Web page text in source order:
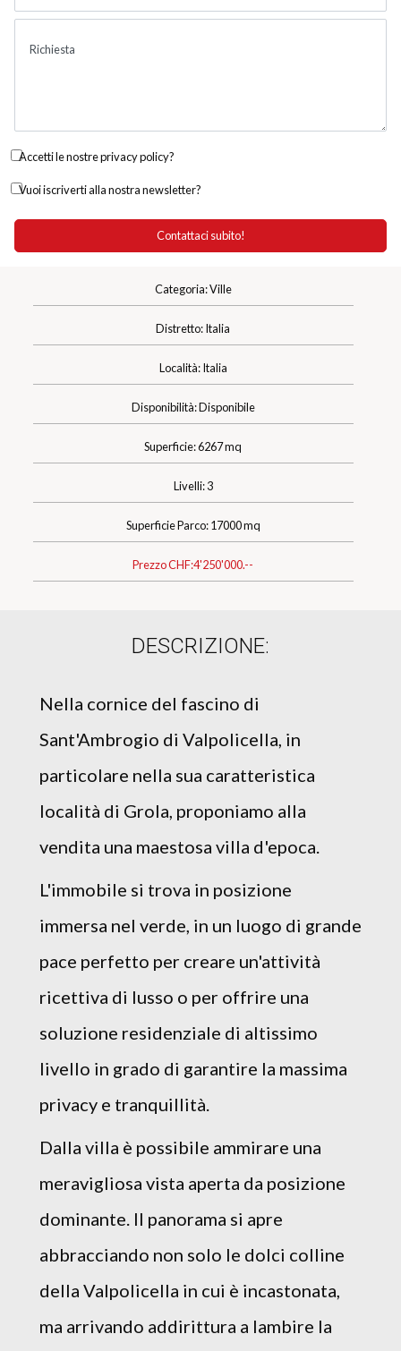
Accetti le nostre privacy policy?
Vuoi iscriverti alla nostra newsletter?
Categoria: Ville
Distretto: Italia
Località: Italia
Disponibilità: Disponibile
Superficie: 6267 mq
Livelli: 3
Superficie Parco: 17000 mq
Prezzo CHF:4'250'000.--
DESCRIZIONE:
Nella cornice del fascino di
Sant'Ambrogio di Valpolicella, in
particolare nella sua caratteristica
località di Grola, proponiamo alla
vendita una maestosa villa d'epoca.
L'immobile si trova in posizione
immersa nel verde, in un luogo di grande
pace perfetto per creare un'attività
ricettiva di lusso o per offrire una
soluzione residenziale di altissimo
livello in grado di garantire la massima
privacy e tranquillità.
Dalla villa è possibile ammirare una
meravigliosa vista aperta da posizione
dominante. Il panorama si apre
abbracciando non solo le dolci colline
della Valpolicella in cui è incastonata,
ma arrivando addirittura a lambire la